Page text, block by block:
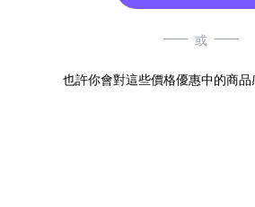
或
也許你會對這些價格優惠中的商品